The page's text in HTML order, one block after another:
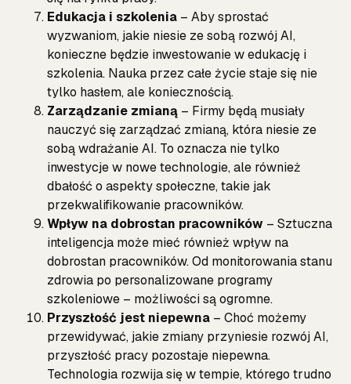
Edukacja i szkolenia – Aby sprostać
wyzwaniom, jakie niesie ze sobą rozwój AI,
konieczne będzie inwestowanie w edukację i
szkolenia. Nauka przez całe życie staje się nie
tylko hasłem, ale koniecznością.
Zarządzanie zmianą – Firmy będą musiały
nauczyć się zarządzać zmianą, która niesie ze
sobą wdrażanie AI. To oznacza nie tylko
inwestycje w nowe technologie, ale również
dbałość o aspekty społeczne, takie jak
przekwalifikowanie pracowników.
Wpływ na dobrostan pracowników – Sztuczna
inteligencja może mieć również wpływ na
dobrostan pracowników. Od monitorowania stanu
zdrowia po personalizowane programy
szkoleniowe – możliwości są ogromne.
Przyszłość jest niepewna – Choć możemy
przewidywać, jakie zmiany przyniesie rozwój AI,
przyszłość pracy pozostaje niepewna.
Technologia rozwija się w tempie, którego trudno